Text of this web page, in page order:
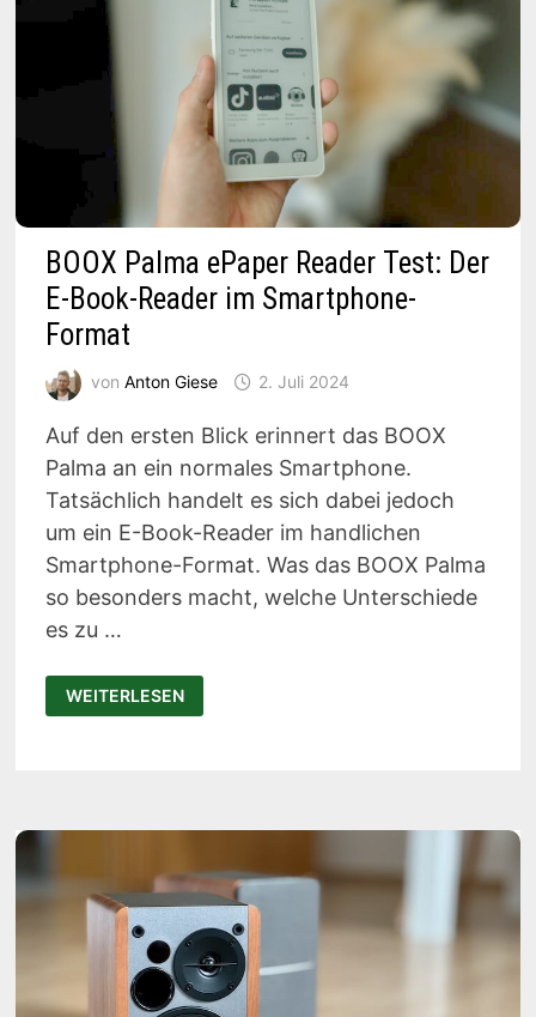
BOOX Palma ePaper Reader Test: Der
E-Book-Reader im Smartphone-
Format
von Anton Giese 2. Juli 2024
Auf den ersten Blick erinnert das BOOX
Palma an ein normales Smartphone.
Tatsächlich handelt es sich dabei jedoch
um ein E-Book-Reader im handlichen
Smartphone-Format. Was das BOOX Palma
so besonders macht, welche Unterschiede
es zu …
BOOX
PALMA
EPAPER
IM
WEITERLESEN